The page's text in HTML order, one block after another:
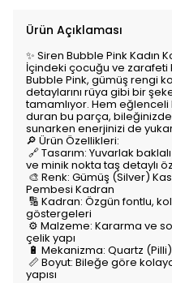
Ürün Açıklaması
✨ Siren Bubble Pink Kadın
İçindeki çocuğu ve zarafeti
Bubble Pink, gümüş rengi
detaylarını rüya gibi bir
tamamlıyor. Hem
duran bu parça,
sunarken enerjinizi de
🔎 Ürün Özellikleri:
🔗 Tasarım: Yuvarlak
ve minik nokta taş detaylı
🎨 Renk: Gümüş (Silver)
Pembesi Kadran
🔢 Kadran: Özgün fontlu,
göstergeleri
⚙️ Malzeme: Kararma ve
çelik yapı
🔋 Mekanizma: Quartz (Pilli)
📏 Boyut: Bileğe göre
yapısı